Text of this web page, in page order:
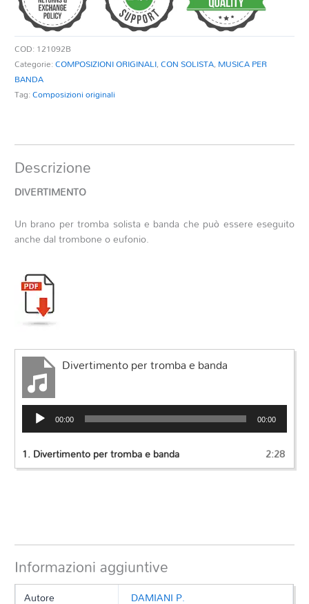
COD: 121092B
Categorie:COMPOSIZIONI ORIGINALI,CON SOLISTA, MUSICA PER
BANDA
Tag:Composizioni originali
Descrizione
DIVERTIMENTO
Un brano per tromba solista e banda che può essere eseguito
anche dal trombone o eufonio.
Divertimento per tromba e banda
Audio
Player 00:00 00:00
1.Divertimento per tromba e banda 2:28
Informazioni aggiuntive
Autore DAMIANI P.